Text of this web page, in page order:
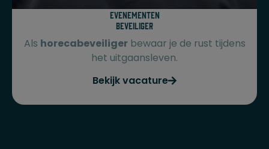
Evenementen
beveiliger
Als horecabeveiligerbewaar je de rust tijdens
het uitgaansleven.
Bekijk vacature